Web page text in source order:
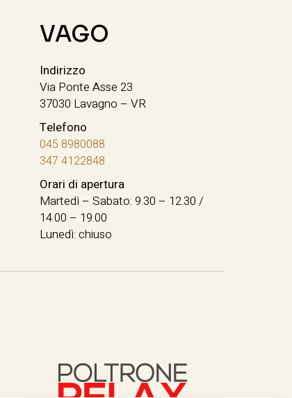
VAGO
Indirizzo
Via Ponte Asse 23
37030 Lavagno – VR
Telefono
045 8980088
347 4122848
Orari di apertura
Martedì – Sabato: 9.30 – 12.30 /
14.00 – 19.00
Lunedì: chiuso